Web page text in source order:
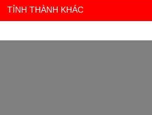
TỈNH THÀNH KHÁC